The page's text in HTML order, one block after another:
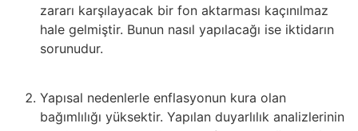
zararı karşılayacak bir fon aktarması kaçınılmaz
hale gelmiştir. Bunun nasıl yapılacağı ise iktidarın
sorunudur.
Yapısal nedenlerle enflasyonun kura olan
bağımlılığı yüksektir. Yapılan duyarlılık analizlerinin